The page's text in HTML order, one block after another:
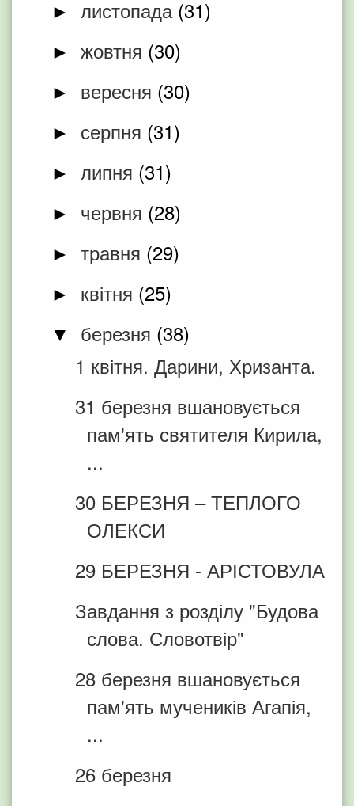
► листопада (31)
► жовтня (30)
► вересня (30)
► серпня (31)
► липня (31)
► червня (28)
► травня (29)
► квітня (25)
▼ березня (38)
1 квітня. Дарини, Хризанта.
31 березня вшановується
пам'ять святителя Кирила,
...
30 БЕРЕЗНЯ – ТЕПЛОГО
ОЛЕКСИ
29 БЕРЕЗНЯ - АРІСТОВУЛА
Завдання з розділу "Будова
слова. Словотвір"
28 березня вшановується
пам'ять мучеників Агапія,
...
26 березня